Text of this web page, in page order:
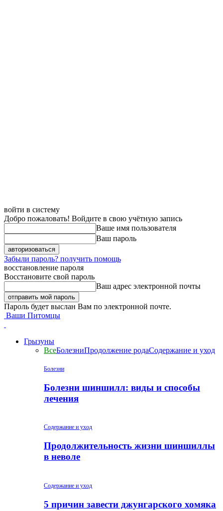
войти в систему
Добро пожаловать! Войдите в свою учётную запись
Ваше имя пользователя
Ваш пароль
Забыли пароль? получить помощь
восстановление пароля
Восстановите свой пароль
Ваш адрес электронной почты
Пароль будет выслан Вам по электронной почте.
Ваши Питомцы
Грызуны
ВсеБолезниПродолжение родаСодержание и уход
Болезни
Болезни шиншилл: виды и способы
лечения
Содержание и уход
Продолжительность жизни шиншиллы
в неволе
Содержание и уход
5 причин завести джунгарского хомяка